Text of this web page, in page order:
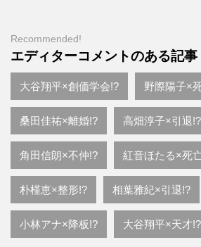
Recommended!
エディターコメントのある記事
大谷翔平×創価学会!? 野際陽子×
桑田佳祐×離婚!? 高畑淳子×引退!?
角田信朗×不仲!? 紅音ほたる×死
朴槿恵×整形!? 相葉雅紀×引退!?
小林アナ×降板!? 大谷翔平×天才!?